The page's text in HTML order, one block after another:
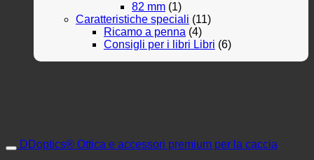
82 mm (1)
Caratteristiche speciali (11)
Ricamo a penna (4)
Consigli per i libri Libri (6)
DDoptics® Ottica e accessori premium per la caccia